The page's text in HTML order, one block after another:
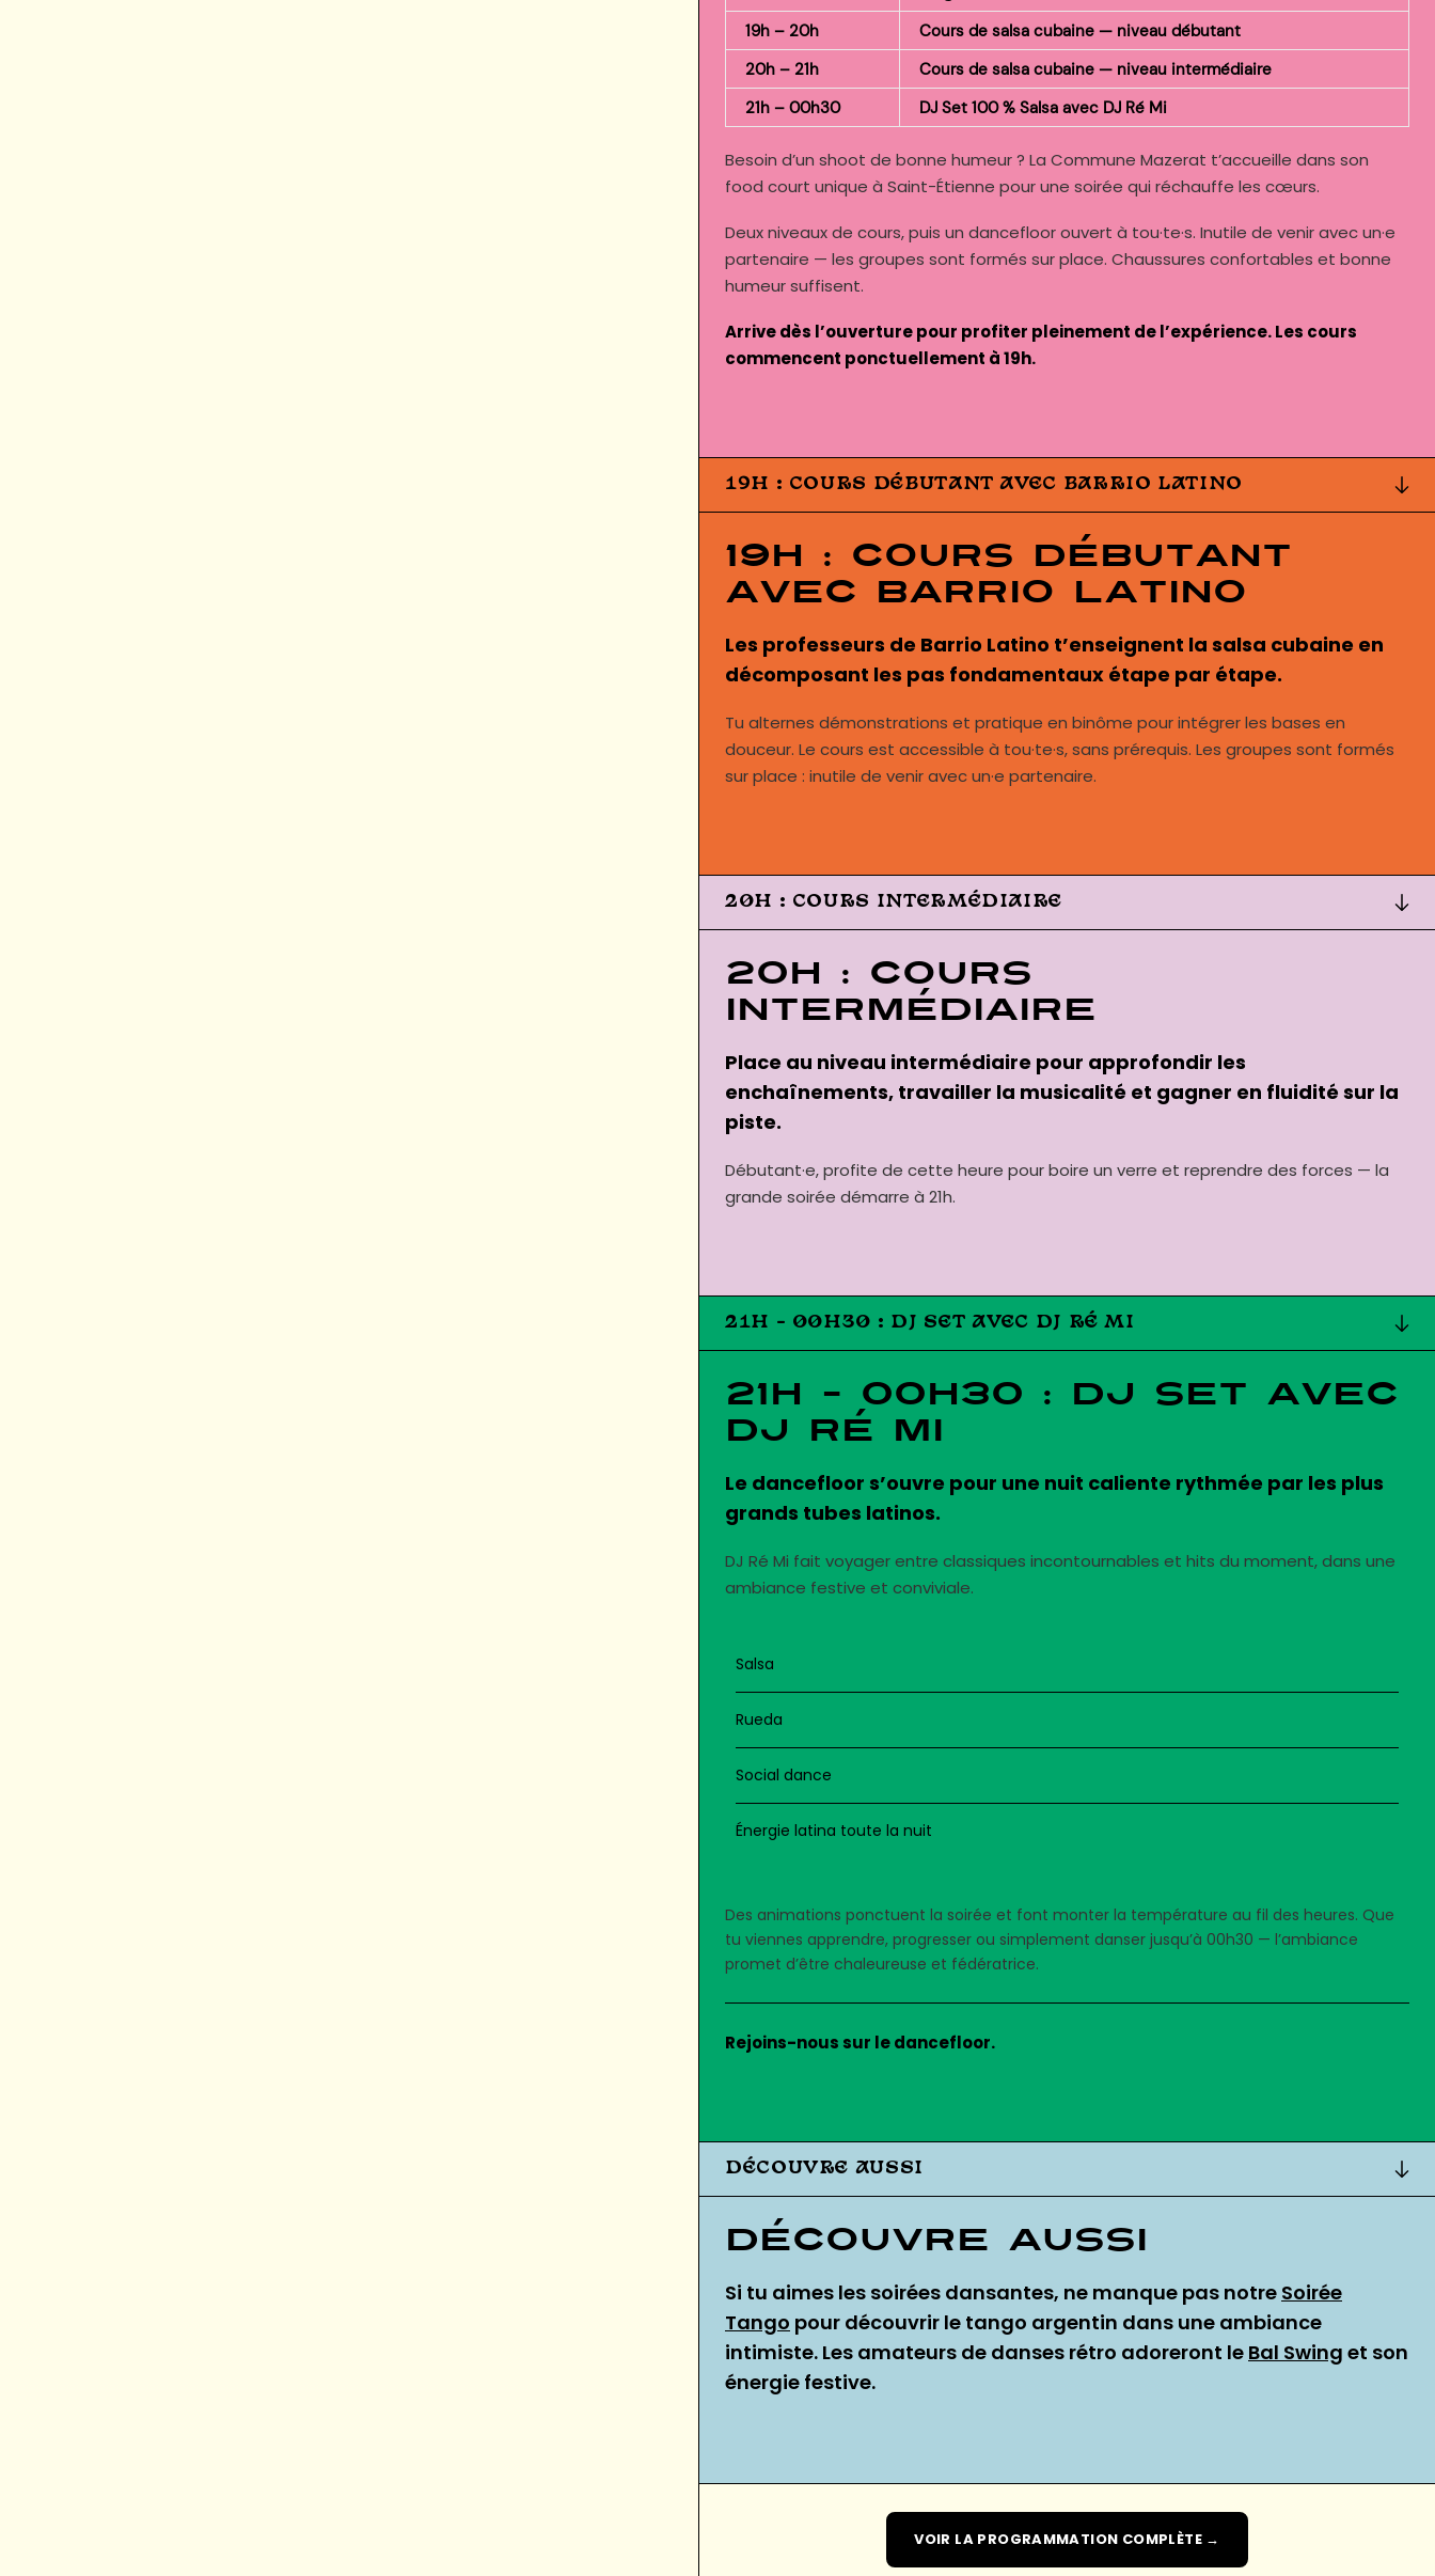
19h – 20h
Cours de salsa cubaine — niveau débutant
20h – 21h
Cours de salsa cubaine — niveau intermédiaire
21h – 00h30
DJ Set 100 % Salsa avec DJ Ré Mi
Besoin d’un shoot de bonne humeur ? La Commune Mazerat t’accueille dans son
food court unique à Saint-Étienne pour une soirée qui réchauffe les cœurs.
Deux niveaux de cours, puis un dancefloor ouvert à tou·te·s. Inutile de venir avec un·e
partenaire — les groupes sont formés sur place. Chaussures confortables et bonne
humeur suffisent.
Arrive dès l’ouverture pour profiter pleinement de l’expérience. Les cours
commencent ponctuellement à 19h.
19H : COURS DÉBUTANT AVEC BARRIO LATINO
19h : Cours débutant
avec Barrio Latino
Les professeurs de Barrio Latino t’enseignent la salsa cubaine en
décomposant les pas fondamentaux étape par étape.
Tu alternes démonstrations et pratique en binôme pour intégrer les bases en
douceur. Le cours est accessible à tou·te·s, sans prérequis. Les groupes sont formés
sur place : inutile de venir avec un·e partenaire.
20H : COURS INTERMÉDIAIRE
20h : Cours
intermédiaire
Place au niveau intermédiaire pour approfondir les
enchaînements, travailler la musicalité et gagner en fluidité sur la
piste.
Débutant·e, profite de cette heure pour boire un verre et reprendre des forces — la
grande soirée démarre à 21h.
21H – 00H30 : DJ SET AVEC DJ RÉ MI
21h – 00h30 : DJ set avec
DJ Ré Mi
Le dancefloor s’ouvre pour une nuit caliente rythmée par les plus
grands tubes latinos.
DJ Ré Mi fait voyager entre classiques incontournables et hits du moment, dans une
ambiance festive et conviviale.
Salsa
Rueda
Social dance
Énergie latina toute la nuit
Des animations ponctuent la soirée et font monter la température au fil des heures. Que
tu viennes apprendre, progresser ou simplement danser jusqu’à 00h30 — l’ambiance
promet d’être chaleureuse et fédératrice.
Rejoins-nous sur le dancefloor.
DÉCOUVRE AUSSI
Découvre aussi
Si tu aimes les soirées dansantes, ne manque pas notre Soirée
Tango pour découvrir le tango argentin dans une ambiance
intimiste. Les amateurs de danses rétro adoreront le Bal Swing et son
énergie festive.
VOIR LA PROGRAMMATION COMPLÈTE →